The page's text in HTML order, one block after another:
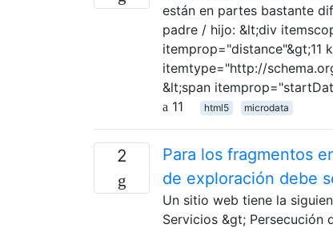
están en partes bastante
padre / hijo: &lt;div
itemprop="distance"&gt;11
itemtype="http://
&lt;span
11
html5 microdata
2
Para los fragmentos
de exploración debe
Un sitio web tiene la
Servicios &gt; Persecución